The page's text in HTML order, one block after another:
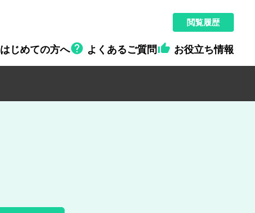
閲覧履歴
はじめての方へ よくあるご質問  お役立ち情報